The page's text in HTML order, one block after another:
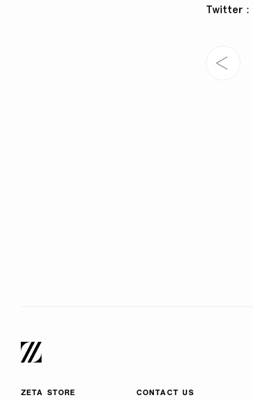
Twitter：
ZETA STORE CONTACT US